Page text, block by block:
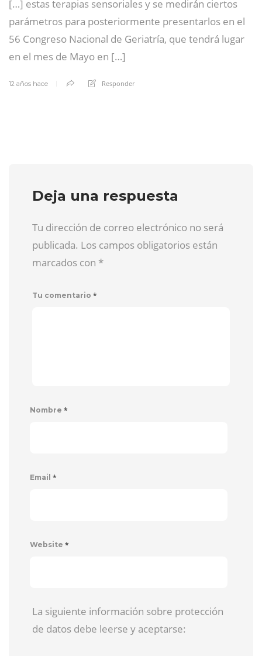
[…] estas terapias sensoriales y se medirán ciertos
parámetros para posteriormente presentarlos en el
56 Congreso Nacional de Geriatría, que tendrá lugar
en el mes de Mayo en […]
12 años hace Responder
Deja una respuesta
Tu dirección de correo electrónico no será
publicada. Los campos obligatorios están
marcados con *
Tu comentario *
Nombre *
Email *
Website *
La siguiente información sobre protección
de datos debe leerse y aceptarse: